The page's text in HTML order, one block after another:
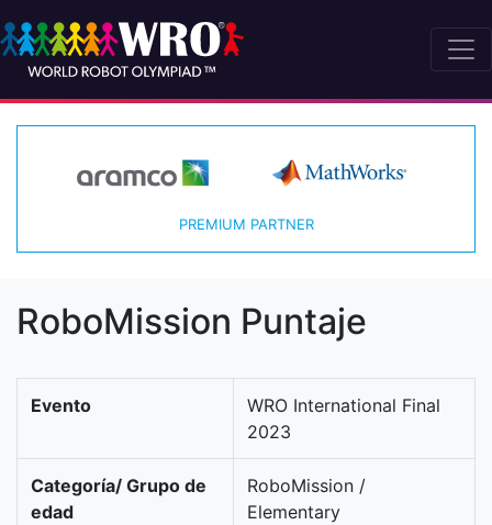
PREMIUM PARTNER
RoboMission Puntaje
Evento
WRO International Final
2023
Categoría/ Grupo de
edad
RoboMission /
Elementary